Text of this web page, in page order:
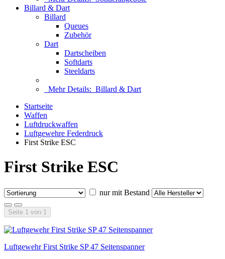
Billard & Dart
Billard
Queues
Zubehör
Dart
Dartscheiben
Softdarts
Steeldarts
Mehr Details: Billard & Dart
Startseite
Waffen
Luftdruckwaffen
Luftgewehre Federdruck
First Strike ESC
First Strike ESC
nur mit Bestand
Seite 1 von 1
Luftgewehr First Strike SP 47 Seitenspanner